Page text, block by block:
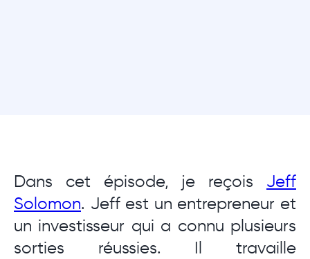
Dans cet épisode, je reçois Jeff
Solomon. Jeff est un entrepreneur et
un investisseur qui a connu plusieurs
sorties réussies. Il travaille